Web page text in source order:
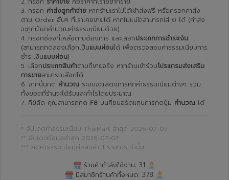
3. กรอก ค่าส่งลูกค้าจ่าย หากร้านเราไม่ได้เข้าส่งฟรี หรือกรอกค่าส่ง
ตาม Order อื่นๆ ที่เราเคยขายได้ หากไม่แน่ใจสามารถใส่ 0 ได้ (ค่าส่ง
จะถูกนำมาคำนวณค่าธรรมเนียมด้วย)
4. กรอกช่องที่เหลือตามต้องการ และเลือกประเภทการชำระเงิน
(สามารถทดลองเลือกเป็นแบบผ่อนได้ เพื่อตรวจสอบค่าธรรมเนียมการ
ชำระเงินแบบผ่อน)
5. เลือกประเภทสินค้าตามที่ขายจริง หากร้านเข้าร่วมโปรแกรมส่งเสริม
การขายสามารถเลือกได้
6. จากนั้นกด คำนวณ ระบบจะแสดงการหักค่าธรรมเนียมต่างๆ รวม
ทั้งยอดที่ร้านจะได้รับและกำไรโดยประมาณ
7. คีย์ลัด คุณสามารถกด F8 บนคียบอร์ดแทนการกดปุ่ม คำนวณ ได้
* อัปเดตค่าธรรมเนียม ThaiMart ล่าสุด 2026-07-07
** อัปเดตข้อมูลล่าสุด 2026-07-07
*** คิดค่าธรรมเนียมต่อสินค้า 1 รายการเท่านั้น
ร้านค้ากำลังใช้งาน: 31
มีสมาชิกร้านค้าทั้งหมด: 378